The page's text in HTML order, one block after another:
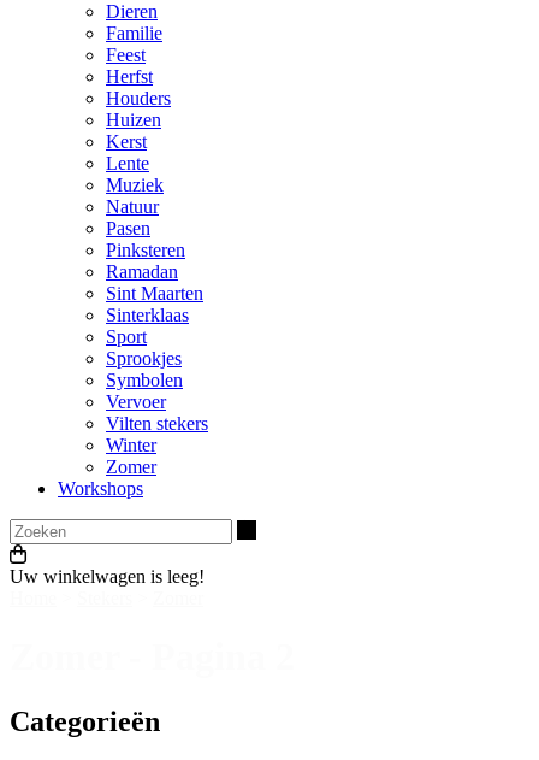
Dieren
Familie
Feest
Herfst
Houders
Huizen
Kerst
Lente
Muziek
Natuur
Pasen
Pinksteren
Ramadan
Sint Maarten
Sinterklaas
Sport
Sprookjes
Symbolen
Vervoer
Vilten stekers
Winter
Zomer
Workshops
Uw winkelwagen is leeg!
Categorieën